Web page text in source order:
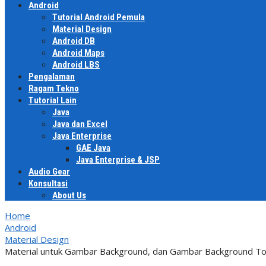
Android
Tutorial Android Pemula
Material Design
Android DB
Android Maps
Android LBS
Pengalaman
Ragam Tekno
Tutorial Lain
Java
Java dan Excel
Java Enterprise
GAE Java
Java Enterprise & JSP
Audio Gear
Konsultasi
About Us
Home
Android
Material Design
Material untuk Gambar Background, dan Gambar Background